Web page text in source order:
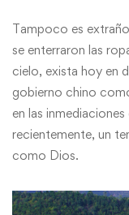
Tampoco es
se enterraron las
cielo, exista hoy en
gobierno chino
en las
recientemente, un
como Dios.